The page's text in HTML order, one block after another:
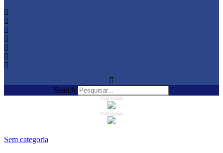
Search
Publicidade
Publicidade
Sem categoria